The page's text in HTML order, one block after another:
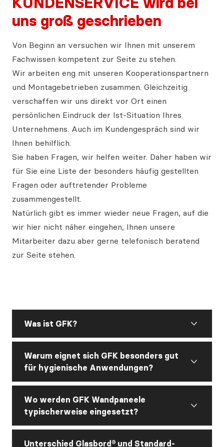
uns groß geschrieben
Von Beginn an versuchen wir Ihnen mit unserem
Fachwissen kompetent zur Seite zu stehen.
Wir arbeiten eng mit unseren Kooperationspartnern
und Montagebetrieben zusammen. Gleichzeitig
verschaffen wir uns direkt vor Ort einen
persönlichen Eindruck der Ist-Situation Ihres
Unternehmens. Auch im Kundengespräch sind wir
Ihnen behilflich.
Sie haben Fragen, wir helfen weiter. Daher haben wir
für Sie eine Liste der besonders häufig gestellten
Fragen oder auftretender Probleme
zusammengestellt.
Natürlich gibt es immer wieder neue Fragen, auf die
wir hier nicht näher eingehen, Ihnen unsere
Mitarbeiter dazu aber gerne telefonisch beratend
zur Seite stehen.
Was ist GFK?
Warum eignet sich GFK besonders gut
für hygienische Anwendungen?
Wo werden GFK Wandpaneele
typischerweise eingesetzt?
Unterschied Glasbord®️ und Standard-